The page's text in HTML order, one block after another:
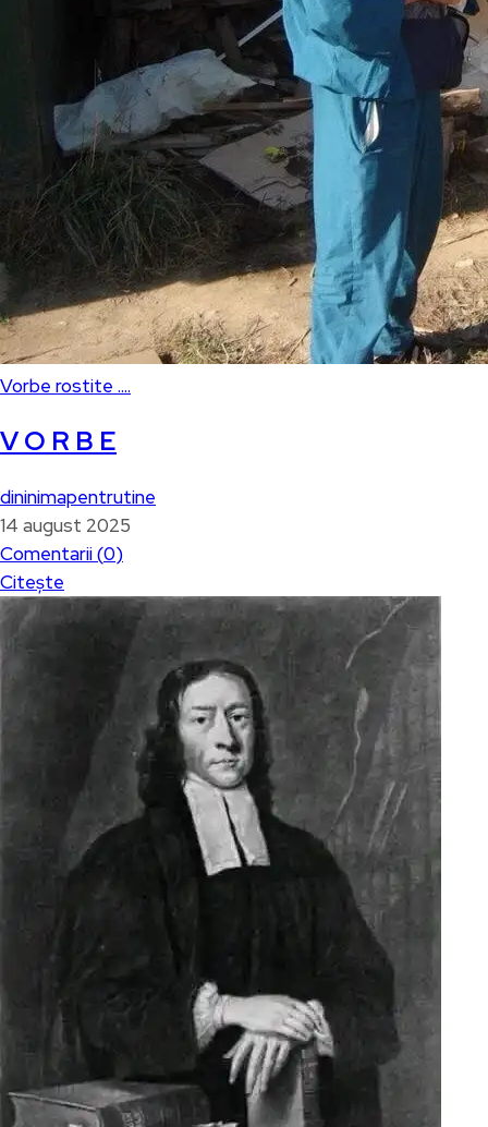
Vorbe rostite ....
V O R B E
dininimapentrutine
14 august 2025
Comentarii (0)
Citește